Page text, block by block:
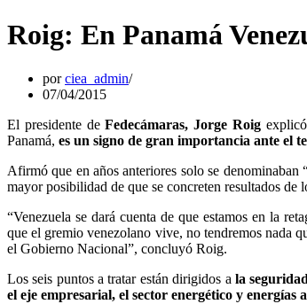
Roig: En Panamá
porciea_admin
07/04/2015
El presidente deFedecámaras, Jorge Roig
Panamá, es un signo de gran importancia ante el
Afirmó que en años anteriores solo se
mayor posibilidad de que se concreten resultados de
“Venezuela se dará cuenta de que estamos en la
que el gremio venezolano vive, no tendremos nada
el Gobierno Nacional”, concluyó Roig.
Los seis puntos a tratar están dirigidos a la
el eje empresarial, el sector energético y